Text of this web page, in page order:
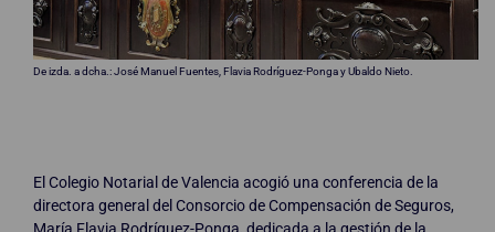
De izda. a dcha.: José Manuel Fuentes, Flavia Rodríguez-Ponga y Ubaldo Nieto.
El Colegio Notarial de Valencia acogió una conferencia de la
directora general del Consorcio de Compensación de Seguros,